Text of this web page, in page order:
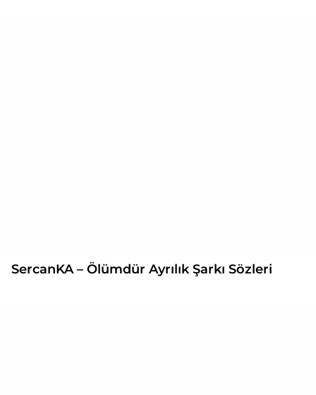
SercanKA – Ölümdür Ayrılık Şarkı Sözleri